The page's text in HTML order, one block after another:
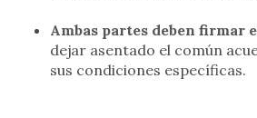
Ambas partes deben firmar
dejar asentado el común
sus condiciones específicas.